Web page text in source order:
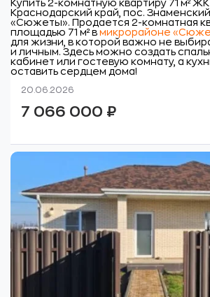
Купить 2-комнатную квартиру 71 м²
Краснодарский край, пос.
«Сюжеты». Продается 2-комнатная
площадью 71 м² в микрорайоне
для жизни, в которой важно не
и личным. Здесь можно создать
кабинет или гостевую комнату, а
оставить сердцем дома!
20.06.2026
7 066 000 ₽